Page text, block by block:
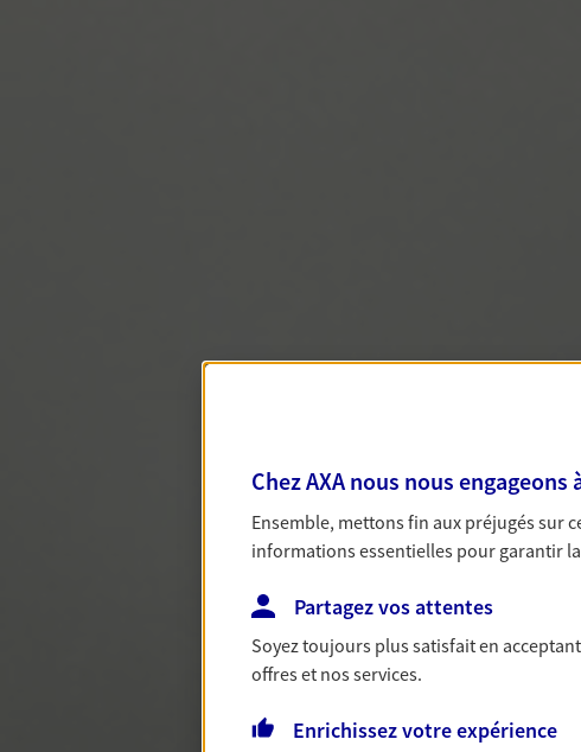
Chez AXA nous nous
Ensemble, mettons fin aux préjugés sur
informations essentielles pour garantir
Partagez vos attentes
Soyez toujours plus satisfait en
offres et nos services.
Enrichissez votre expérience